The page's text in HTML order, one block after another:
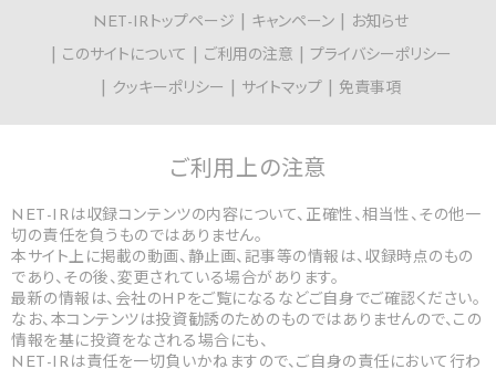
NET-IRトップページ キャンペーン
お知らせ
このサイトについて
ご利用の注意
プライバシーポリシー
クッキーポリシー
サイトマップ 免責事項
ご利用上の注意
NET-IRは収録コンテンツの内容について、正確性、相当性、その他一
切の責任を負うものではありません。
本サイト上に掲載の動画、静止画、記事等の情報は、収録時点のもの
であり、その後、変更されている場合があります。
最新の情報は、会社のHPをご覧になるなどご自身でご確認ください。
なお、本コンテンツは投資勧誘のためのものではありませんので、この
情報を基に投資をなされる場合にも、
NET-IRは責任を一切負いかねますので、ご自身の責任において行わ